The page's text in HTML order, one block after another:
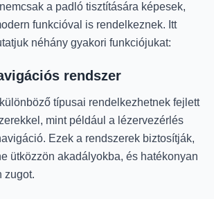
a padló tisztítására képesek,
funkcióval is rendelkeznek. Itt
néhány gyakori funkciójukat:
rendszer
típusai rendelkezhetnek fejlett
mint például a lézervezérlés
Ezek a rendszerek biztosítják,
ütközzön akadályokba, és hatékonyan
zugot.